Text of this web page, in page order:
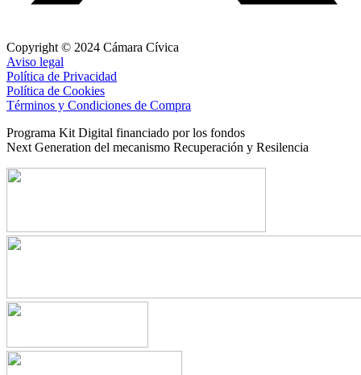
Copyright © 2024 Cámara Cívica
Aviso legal
Política de Privacidad
Política de Cookies
Términos y Condiciones de Compra
Programa Kit Digital financiado por los fondos
Next Generation del mecanismo Recuperación y Resilencia